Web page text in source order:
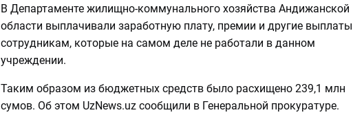
В Департаменте жилищно-коммунального хозяйства Андижанской
области выплачивали заработную плату, премии и другие выплаты
сотрудникам, которые на самом деле не работали в данном
учреждении.
Таким образом из бюджетных средств было расхищено 239,1 млн
сумов. Об этом UzNews.uz сообщили в Генеральной прокуратуре.